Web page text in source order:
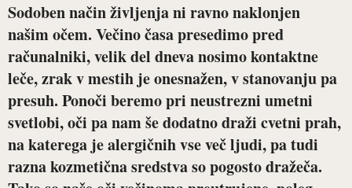
Sodoben način življenja ni ravno naklonjen
našim očem. Večino časa presedimo pred
računalniki, velik del dneva nosimo kontaktne
leče, zrak v mestih je onesnažen, v stanovanju pa
presuh. Ponoči beremo pri neustrezni umetni
svetlobi, oči pa nam še dodatno draži cvetni prah,
na katerega je alergičnih vse več ljudi, pa tudi
razna kozmetična sredstva so pogosto dražeča.